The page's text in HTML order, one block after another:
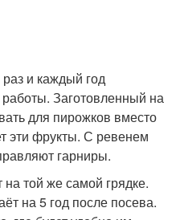
и каждый год
Заготовленный на
для пирожков вместо
эти фрукты. С ревенем
гарниры.
той же самой грядке.
на 5 год после посева.